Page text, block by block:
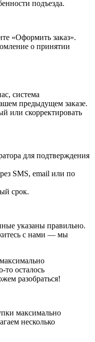
подъезда.
«Оформить заказ».
о принятии
система
предыдущем заказе.
или скорректировать
для подтверждения
SMS, email или по
срок.
указаны правильно.
с нами — мы
осталось
разобраться!
максимально
несколько